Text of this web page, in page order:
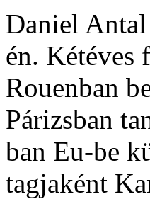
Daniel
én.
Rouenban
Párizsban
ban Eu-be
tagjaként